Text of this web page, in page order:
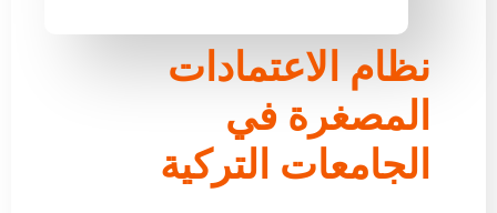
نظام الاعتمادات
المصغرة في
الجامعات التركية